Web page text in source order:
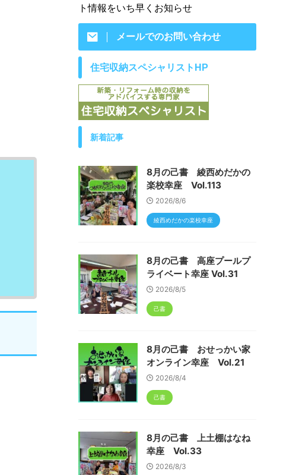
ト情報をいち早くお知らせ
メールでのお問い合わせ
住宅収納スペシャリストHP
新着記事
8月の己書 綾西めだかの
楽校幸座 Vol.113
2026/8/6
綾西めだかの楽校幸座
8月の己書 高座プールプ
ライベート幸座 Vol.31
2026/8/5
己書
8月の己書 おせっかい家
オンライン幸座 Vol.21
2026/8/4
己書
8月の己書 上土棚はなね
幸座 Vol.33
2026/8/3